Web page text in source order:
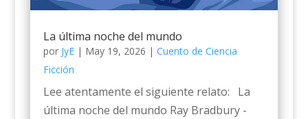
La última noche del mundo
por JyE| May 19, 2026 | Cuento de Ciencia
Ficción
Lee atentamente el siguiente relato: La
última noche del mundo Ray Bradbury -